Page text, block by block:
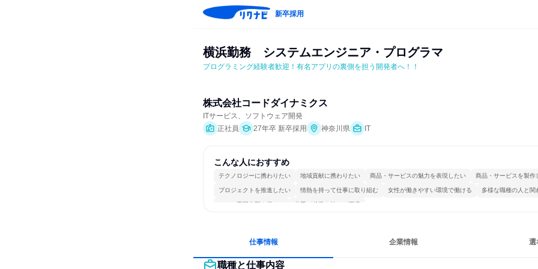
新卒採用
横浜勤務　システムエンジニア・プログラマ
プログラミング経験者歓迎！有名アプリの裏側を担う開発者へ！！
株式会社コードダイナミクス
ITサービス、ソフトウェア開発
正社員
27年卒 新卒採用 神奈川県 IT
こんな人におすすめ
テクノロジーに携わりたい 地域貢献に携わりたい 商品・サービスの魅力を表現したい 商品・サービスを製作
プロジェクトを推進したい 情熱を持って仕事に取り組む 女性が働きやすい環境で働ける 多様な職種の人と関
一つの専門分野を極める 若手が裁量を持てる環境
仕事情報 企業情報 選
職種と仕事内容